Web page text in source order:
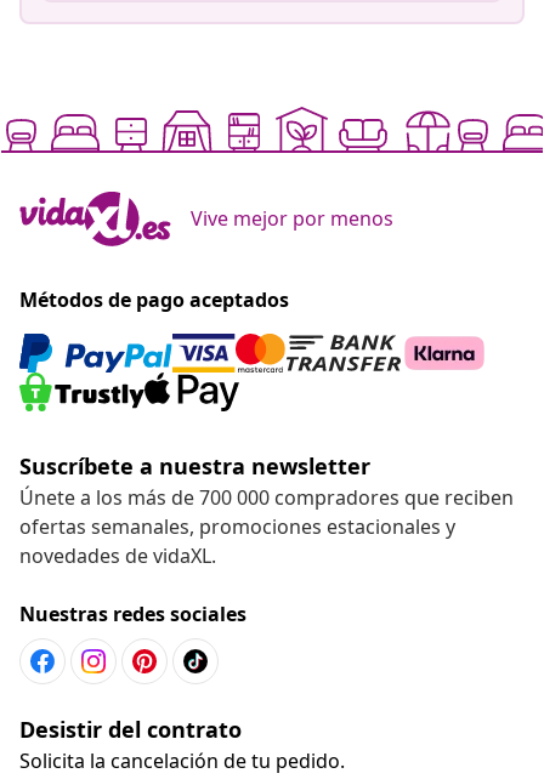
Vive mejor por menos
Métodos de pago aceptados
Suscríbete a nuestra newsletter
Únete a los más de 700 000 compradores que reciben
ofertas semanales, promociones estacionales y
novedades de vidaXL.
Nuestras redes sociales
Desistir del contrato
Solicita la cancelación de tu pedido.